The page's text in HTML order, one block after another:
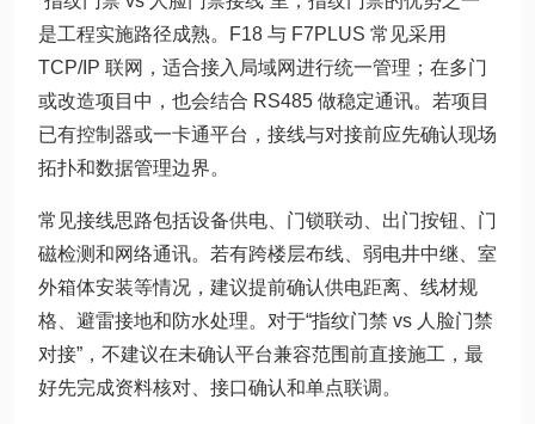
是工程实施路径成熟。F18 与 F7PLUS 常见采用
TCP/IP 联网，适合接入局域网进行统一管理；在多门
或改造项目中，也会结合 RS485 做稳定通讯。若项目
已有控制器或一卡通平台，接线与对接前应先确认现场
拓扑和数据管理边界。
常见接线思路包括设备供电、门锁联动、出门按钮、门
磁检测和网络通讯。若有跨楼层布线、弱电井中继、室
外箱体安装等情况，建议提前确认供电距离、线材规
格、避雷接地和防水处理。对于“指纹门禁 vs 人脸门禁
对接”，不建议在未确认平台兼容范围前直接施工，最
好先完成资料核对、接口确认和单点联调。